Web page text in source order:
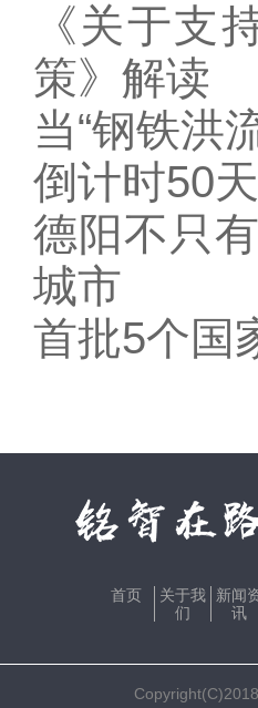
《关于支
策》解读
当“钢铁洪
倒计时50
德阳不只
城市
首批5个国
首页
关于我
们
新闻
讯